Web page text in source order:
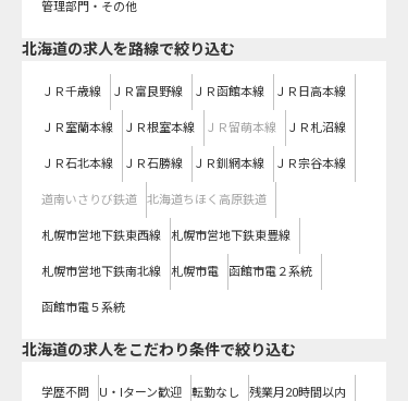
管理部門・その他
北海道の求人を路線で絞り込む
ＪＲ千歳線 ＪＲ富良野線 ＪＲ函館本線 ＪＲ日高本線
ＪＲ室蘭本線 ＪＲ根室本線 ＪＲ留萌本線 ＪＲ札沼線
ＪＲ石北本線 ＪＲ石勝線 ＪＲ釧網本線 ＪＲ宗谷本線
道南いさりび鉄道 北海道ちほく高原鉄道
札幌市営地下鉄東西線 札幌市営地下鉄東豊線
札幌市営地下鉄南北線 札幌市電 函館市電２系統
函館市電５系統
北海道の求人をこだわり条件で絞り込む
学歴不問 U・Iターン歓迎 転勤なし 残業月20時間以内